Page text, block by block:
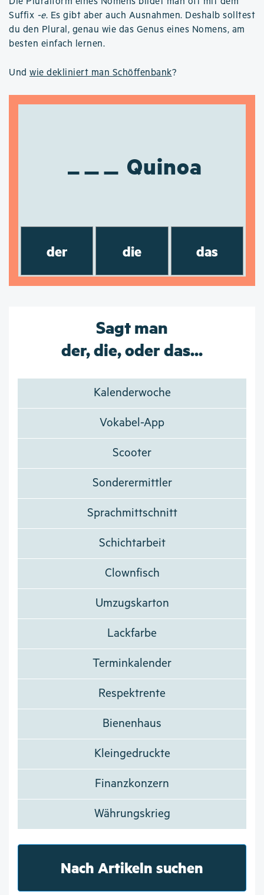
Suffix -e. Es gibt aber auch Ausnahmen. Deshalb solltest
du den Plural, genau wie das Genus eines Nomens, am
besten einfach lernen.
Und wie dekliniert man Schöffenbank?
Quinoa
der die das
Sagt man
der, die, oder das...
Kalenderwoche
Vokabel-App
Scooter
Sonderermittler
Sprachmittschnitt
Schichtarbeit
Clownfisch
Umzugskarton
Lackfarbe
Terminkalender
Respektrente
Bienenhaus
Kleingedruckte
Finanzkonzern
Währungskrieg
Nach Artikeln suchen